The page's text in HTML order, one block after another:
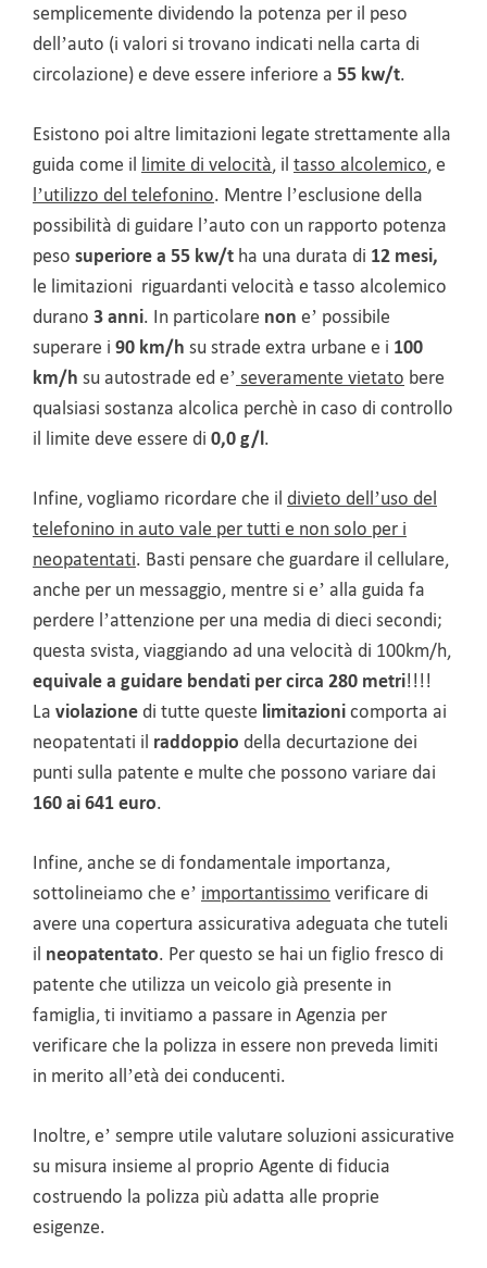
semplicemente dividendo la potenza per il peso
dell’auto (i valori si trovano indicati nella carta di
circolazione) e deve essere inferiore a 55 kw/t.
Esistono poi altre limitazioni legate strettamente alla
guida come il limite di velocità, il tasso alcolemico, e
l’utilizzo del telefonino. Mentre l’esclusione della
possibilità di guidare l’auto con un rapporto potenza
peso superiore a 55 kw/t ha una durata di 12 mesi,
le limitazioni riguardanti velocità e tasso alcolemico
durano 3 anni. In particolare non e’ possibile
superare i 90 km/h su strade extra urbane e i 100
km/h su autostrade ed e’ severamente vietato bere
qualsiasi sostanza alcolica perchè in caso di controllo
il limite deve essere di 0,0 g/l.
Infine, vogliamo ricordare che il divieto dell’uso del
telefonino in auto vale per tutti e non solo per i
neopatentati. Basti pensare che guardare il cellulare,
anche per un messaggio, mentre si e’ alla guida fa
perdere l’attenzione per una media di dieci secondi;
questa svista, viaggiando ad una velocità di 100km/h,
equivale a guidare bendati per circa 280 metri!!!!
La violazionedi tutte queste limitazionicomporta ai
neopatentati il raddoppio della decurtazione dei
punti sulla patente e multe che possono variare dai
160 ai 641 euro.
Infine, anche se di fondamentale importanza,
sottolineiamo che e’ importantissimo verificare di
avere una copertura assicurativa adeguata che tuteli
il neopatentato. Per questo se hai un figlio fresco di
patente che utilizza un veicolo già presente in
famiglia, ti invitiamo a passare in Agenzia per
verificare che la polizza in essere non preveda limiti
in merito all’età dei conducenti.
Inoltre, e’ sempre utile valutare soluzioni assicurative
su misura insieme al proprio Agente di fiducia
costruendo la polizza più adatta alle proprie
esigenze.